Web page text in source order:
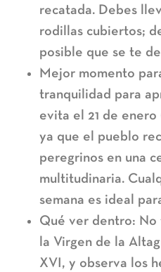
recatada. Debes
rodillas cubiertos;
posible que se te
Mejor momento
tranquilidad para
evita el 21 de enero
ya que el pueblo
peregrinos en una
multitudinaria.
semana es ideal
Qué ver dentro: No
la Virgen de la
XVI, y observa los